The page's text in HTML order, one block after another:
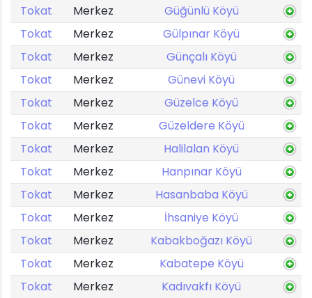
Tokat
Merkez
Güğünlü Köyü
Tokat
Merkez
Gülpınar Köyü
Tokat
Merkez
Günçalı Köyü
Tokat
Merkez
Günevi Köyü
Tokat
Merkez
Güzelce Köyü
Tokat
Merkez
Güzeldere Köyü
Tokat
Merkez
Halilalan Köyü
Tokat
Merkez
Hanpınar Köyü
Tokat
Merkez
Hasanbaba Köyü
Tokat
Merkez
İhsaniye Köyü
Tokat
Merkez
Kabakboğazı Köyü
Tokat
Merkez
Kabatepe Köyü
Tokat
Merkez
Kadıvakfı Köyü